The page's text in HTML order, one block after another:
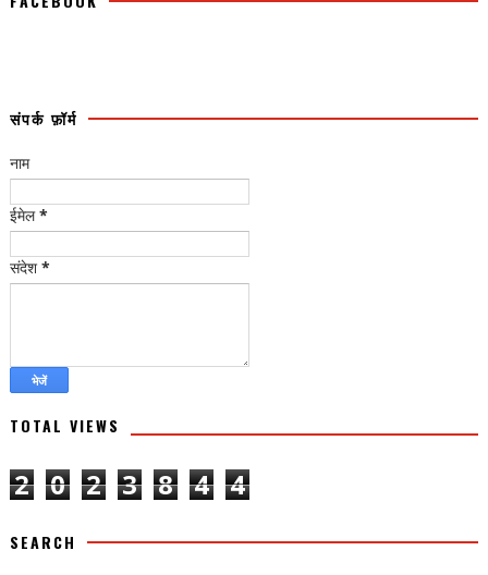
संपर्क फ़ॉर्म
नाम
ईमेल*
संदेश *
TOTAL VIEWS
2 0 2 3 8 4 4
SEARCH